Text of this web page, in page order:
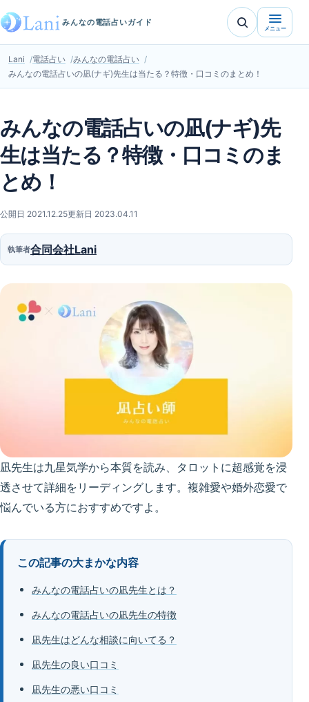
みんなの電話占いガイド
メニュー
Lani 電話占い
みんなの電話占い
みんなの電話占いの凪(ナギ)先生は当たる？特徴・口コミのまとめ！
みんなの電話占いの凪(ナギ)先
生は当たる？特徴・口コミのま
とめ！
公開日 2021.12.25更新日 2023.04.11
執筆者合同会社Lani
凪先生は九星気学から本質を読み、タロットに超感覚を浸
透させて詳細をリーディングします。複雑愛や婚外恋愛で
悩んでいる方におすすめですよ。
この記事の大まかな内容
みんなの電話占いの凪先生とは？
みんなの電話占いの凪先生の特徴
凪先生はどんな相談に向いてる？
凪先生の良い口コミ
凪先生の悪い口コミ